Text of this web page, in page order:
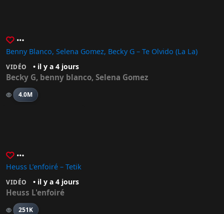
Benny Blanco, Selena Gomez, Becky G – Te Olvido (La La)
VIDÉO • il y a 4 jours
Becky G, benny blanco, Selena Gomez
4.0M
Heuss L’enfoiré – Tetik
VIDÉO • il y a 4 jours
Heuss L'enfoiré
251K